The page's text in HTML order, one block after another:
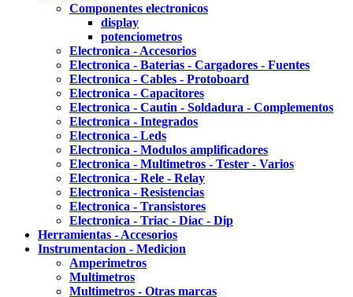
Componentes electronicos
display
potenciometros
Electronica - Accesorios
Electronica - Baterias - Cargadores - Fuentes
Electronica - Cables - Protoboard
Electronica - Capacitores
Electronica - Cautin - Soldadura - Complementos
Electronica - Integrados
Electronica - Leds
Electronica - Modulos amplificadores
Electronica - Multimetros - Tester - Varios
Electronica - Rele - Relay
Electronica - Resistencias
Electronica - Transistores
Electronica - Triac - Diac - Dip
Herramientas - Accesorios
Instrumentacion - Medicion
Amperimetros
Multimetros
Multimetros - Otras marcas